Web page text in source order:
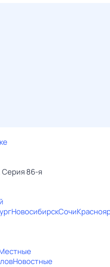
86-я
НовосибирскСочи
Новостные